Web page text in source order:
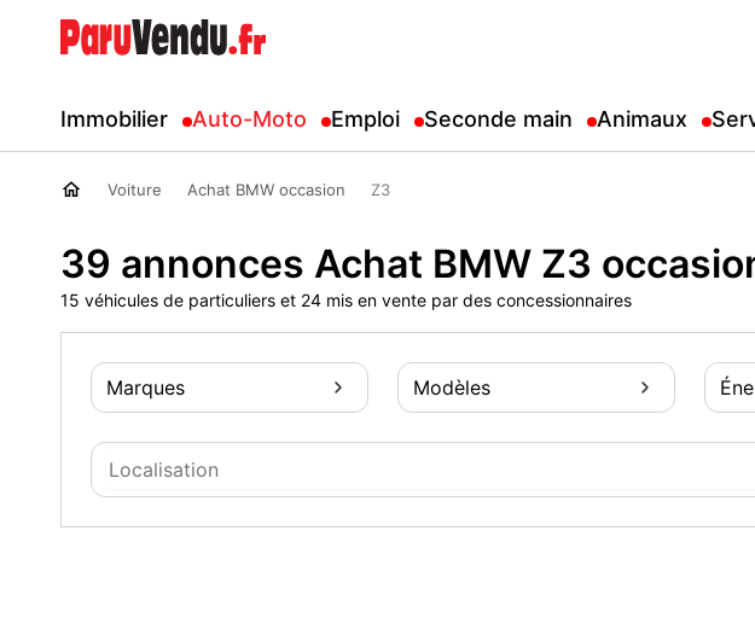
Immobilier Auto-Moto Emploi Seconde main Animaux
Voiture Achat BMW occasion Z3
39 annonces Achat BMW Z3
15 véhicules de particuliers et 24 mis en vente par des concessionnaires
Marques Modèles